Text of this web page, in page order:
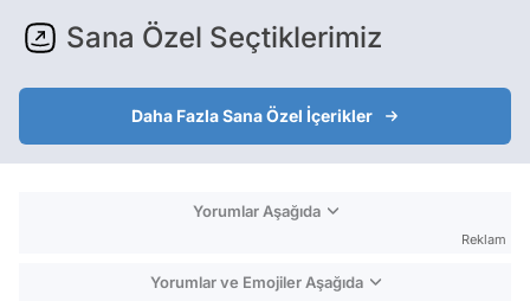
Sana Özel Seçtiklerimiz
Daha Fazla Sana Özel İçerikler
Yorumlar Aşağıda
Reklam
Yorumlar ve Emojiler Aşağıda